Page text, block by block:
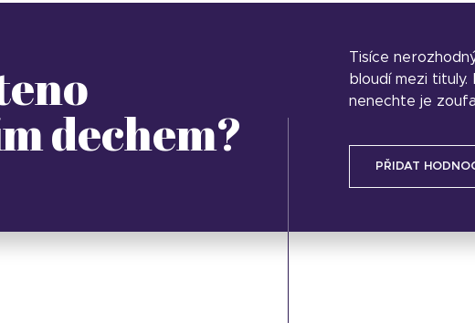
dechem?
Tisíce
bloudí mezi
nenechte je
PŘIDAT